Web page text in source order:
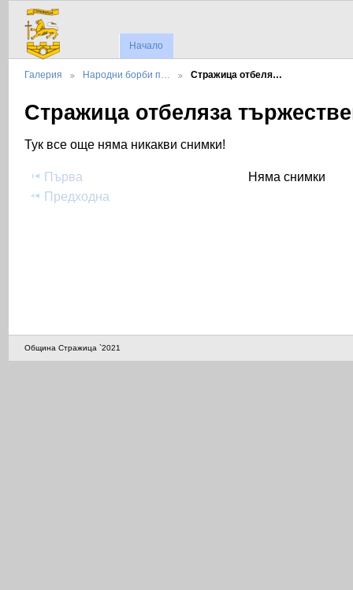
Начало
Галерия Народни борби п… Стражица отбеля…
Стражица отбеляза
Тук все още няма никакви снимки!
Първа
Предходна
Няма снимки
Община Стражица `2021